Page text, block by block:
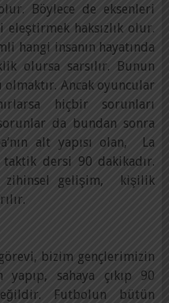
Böylece de eksenleri
haksızlık olur.
hangi insanın hayatında
olursa sarsılır. Bunun
olmaktır. Ancak oyuncular
hiçbir sorunları
da bundan sonra
alt yapısı olan, La
taktik dersi 90 dakikadır.
zihinsel gelişim, kişilik
bizim gençlerimizin
sahaya çıkıp 90
Futbolun bütün